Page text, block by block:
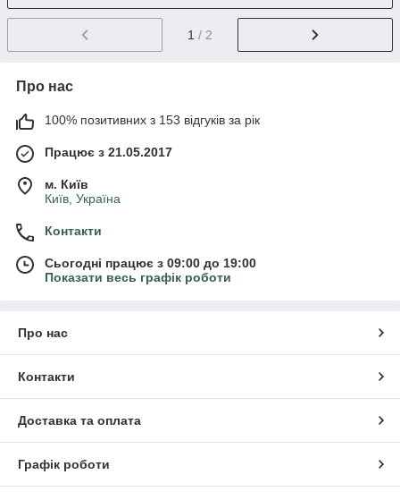
1 / 2
Про нас
100% позитивних з 153 відгуків за рік
Працює з 21.05.2017
м. Київ
Київ, Україна
Контакти
Сьогодні працює з 09:00 до 19:00
Показати весь графік роботи
Про нас
Контакти
Доставка та оплата
Графік роботи